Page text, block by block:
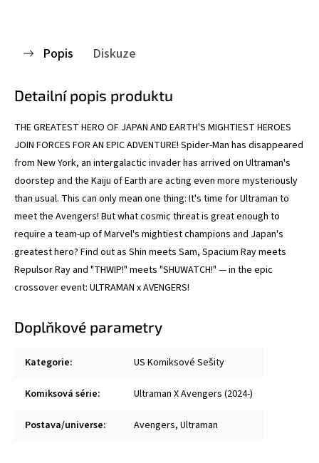
Popis Diskuze
Detailní popis produktu
THE GREATEST HERO OF JAPAN AND EARTH'S MIGHTIEST HEROES
JOIN FORCES FOR AN EPIC ADVENTURE! Spider-Man has disappeared
from New York, an intergalactic invader has arrived on Ultraman's
doorstep and the Kaiju of Earth are acting even more mysteriously
than usual. This can only mean one thing: It's time for Ultraman to
meet the Avengers! But what cosmic threat is great enough to
require a team-up of Marvel's mightiest champions and Japan's
greatest hero? Find out as Shin meets Sam, Spacium Ray meets
Repulsor Ray and "THWIP!" meets "SHUWATCH!" — in the epic
crossover event: ULTRAMAN x AVENGERS!
Doplňkové parametry
Kategorie: US Komiksové Sešity
Komiksová série: Ultraman X Avengers (2024-)
Postava/universe: Avengers, Ultraman